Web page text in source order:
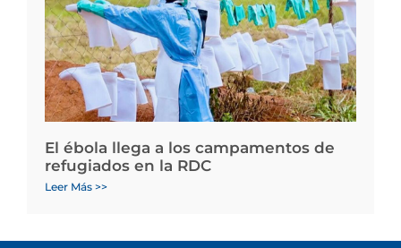
El ébola llega a los campamentos de
refugiados en la RDC
Leer Más >>